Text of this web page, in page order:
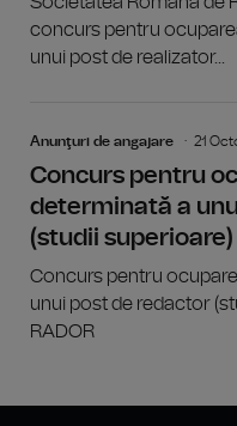
concurs pentru
unui post de realizator...
Anunţuri de angajare 21
Concurs pentru
determinată a
(studii superioare)
Concurs pentru
unui post de redactor
RADOR